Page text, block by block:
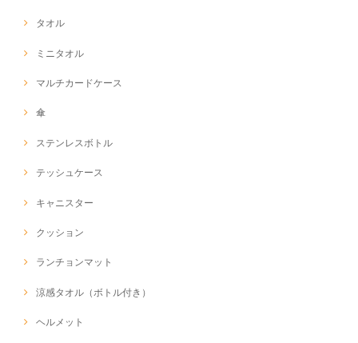
タオル
ミニタオル
マルチカードケース
傘
ステンレスボトル
テッシュケース
キャニスター
クッション
ランチョンマット
涼感タオル（ボトル付き）
ヘルメット